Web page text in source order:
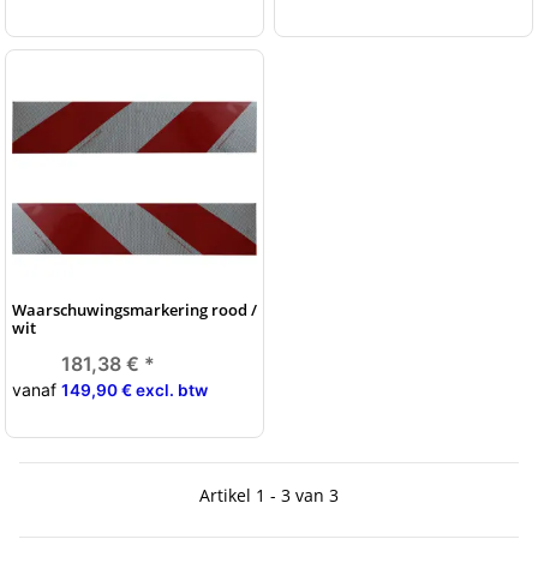
Waarschuwingsmarkering rood /
wit
vanaf
181,38 € *
149,90 € excl. btw
Artikel 1 - 3 van 3